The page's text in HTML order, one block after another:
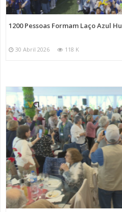
1200 Pessoas Formam Laço Azul
30 Abril 2026 118 K